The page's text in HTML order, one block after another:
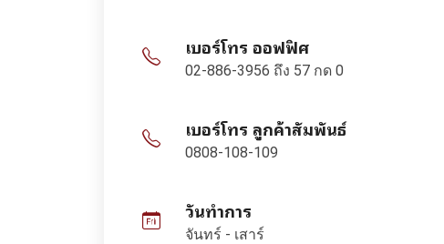
เบอร์โทร ออฟฟิศ
02-886-3956 ถึง 57 กด 0
เบอร์โทร ลูกค้าสัมพันธ์
0808-108-109
วันทำการ
จันทร์ - เสาร์